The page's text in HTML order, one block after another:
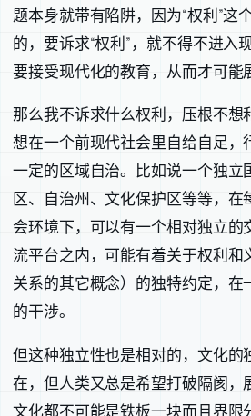
题本身就带有陷阱，因为“权利”这
的，要诉求“权利”，就不得不进入
要接受现代化的教育，从而才可能
那么我不诉求什么权利，压根不想
想在一个前现代社会里自给自足，
一定的区域自治。比如说一个独立
区、自治州、文化保护区等等，在
会环境下，可以有一个相对独立的
流平台之内，可能有着关于权利和
关系的其它概念）的独特约定，在
的干涉。
但这种独立性也是相对的，文化的
在，但人类又总是希望打破隔阂，
文化都不可能是铁板一块而且界限